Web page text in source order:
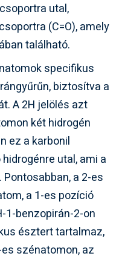
utal,
(C=O), amely
található.
specifikus
biztosítva a
A 2H jelölés azt
két hidrogén
ez a karbonil
utal, ami a
a 2-es
a 1-es pozíció
1-benzopirán-2-on
észtert tartalmaz,
szénatomon, az